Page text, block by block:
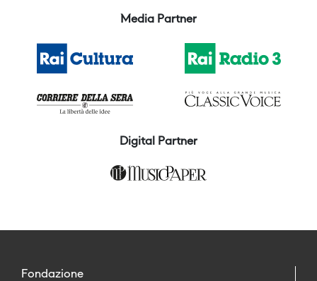
Media Partner
Digital Partner
Fondazione